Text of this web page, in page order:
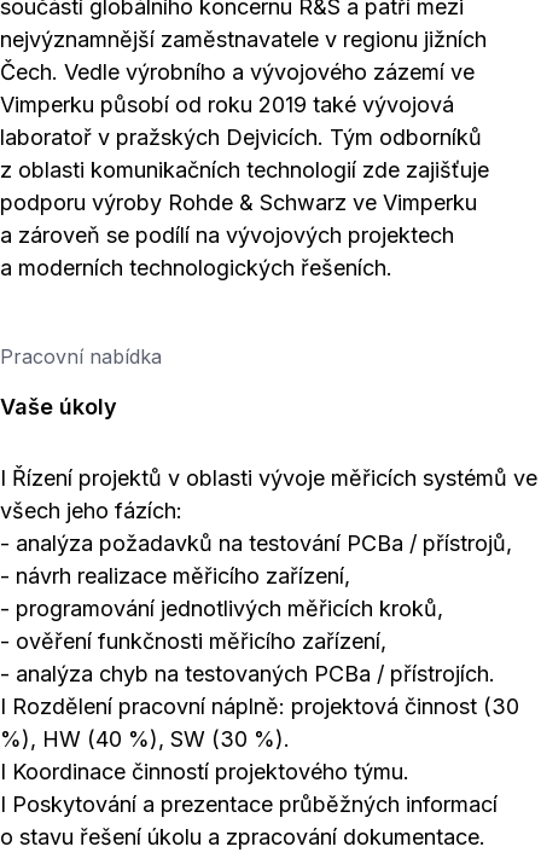
součástí globálního koncernu R&S a patří mezi
nejvýznamnější zaměstnavatele v regionu jižních
Čech. Vedle výrobního a vývojového zázemí ve
Vimperku působí od roku 2019 také vývojová
laboratoř v pražských Dejvicích. Tým odborníků
z oblasti komunikačních technologií zde zajišťuje
podporu výroby Rohde & Schwarz ve Vimperku
a zároveň se podílí na vývojových projektech
a moderních technologických řešeních.
Pracovní nabídka
Vaše úkoly
I Řízení projektů v oblasti vývoje měřicích systémů ve
všech jeho fázích:
- analýza požadavků na testování PCBa / přístrojů,
- návrh realizace měřicího zařízení,
- programování jednotlivých měřicích kroků,
- ověření funkčnosti měřicího zařízení,
- analýza chyb na testovaných PCBa / přístrojích.
I Rozdělení pracovní náplně: projektová činnost (30
%), HW (40 %), SW (30 %).
I Koordinace činností projektového týmu.
I Poskytování a prezentace průběžných informací
o stavu řešení úkolu a zpracování dokumentace.